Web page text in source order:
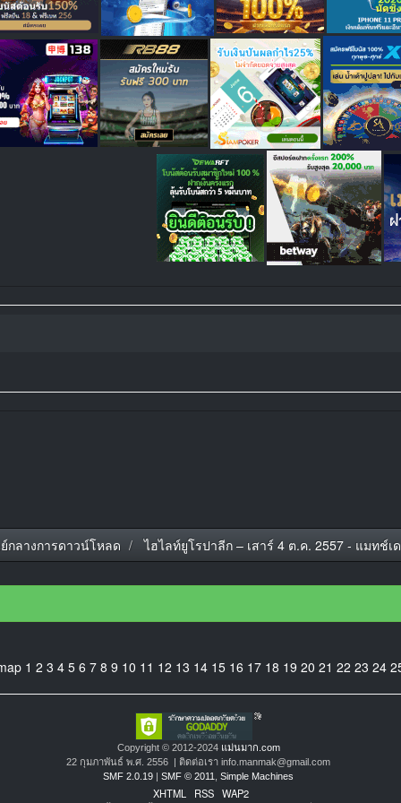
กลางการดาวน์โหลด ไฮไลท์ยูโรปาลีก – เสาร์ 4 ต.ค. 2557 - แมทช์เ
1 2 3 4 5 6 7 8 9 10 11 12 13 14 15 16 17 18 19 20 21 22 23 24
Copyright © 2012-2024 แม่นมาก.com
22 กุมภาพันธ์ พ.ศ. 2556 | ติดต่อเรา info.manmak@gmail.com
SMF 2.0.19
SMF © 2011, Simple Machines
XHTML RSS WAP2